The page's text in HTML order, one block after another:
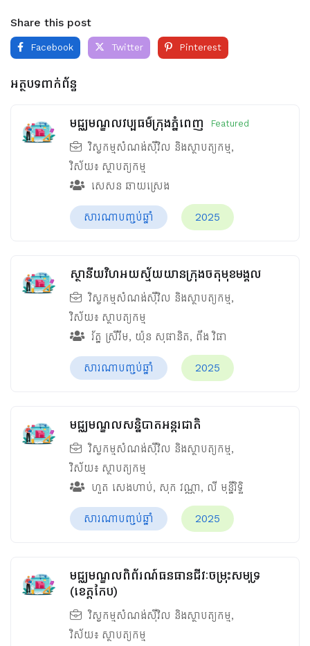
Share this post
Facebook Twitter Pinterest
អត្ថបទពាក់ព័ន្ធ
មជ្ឈមណ្ឌលវប្បធម៌ក្រុងភ្នំពេញ Featured
វិស្វកម្មសំណង់ស៊ីវិល និងស្ថាបត្យកម្ម,
វិស័យ៖ ស្ថាបត្យកម្ម
សេសន ឆាយស្រេង
សារណាបញ្ចប់ឆ្នាំ 2025
ស្ថានីយវិហអយស្ម័យយានក្រុងចតុមុខមង្គល
វិស្វកម្មសំណង់ស៊ីវិល និងស្ថាបត្យកម្ម,
វិស័យ៖ ស្ថាបត្យកម្ម
រ័ត្ន ស្រីរីម, យ៉ុន សុផានិត, ពឹង វិផា
សារណាបញ្ចប់ឆ្នាំ 2025
មជ្ឈមណ្ឌលសន្និបាតអន្តរជាតិ
វិស្វកម្មសំណង់ស៊ីវិល និងស្ថាបត្យកម្ម,
វិស័យ៖ ស្ថាបត្យកម្ម
ហួត សេងហាប់, សុក វណ្ណា, លី មុន្នីរិទ្ធិ
សារណាបញ្ចប់ឆ្នាំ 2025
មជ្ឈមណ្ឌលពិព័រណ៍ធនធានជីវៈចម្រុះសមុទ្រ
(ខេត្តកែប)
វិស្វកម្មសំណង់ស៊ីវិល និងស្ថាបត្យកម្ម,
វិស័យ៖ ស្ថាបត្យកម្ម